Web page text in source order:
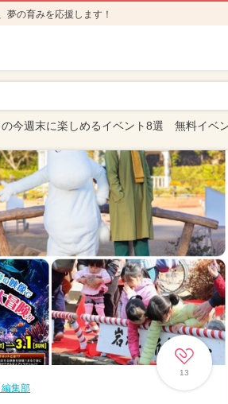
夢の育みを応援します！
今週末に楽しめるイベント8選 無料イベ
13
集部